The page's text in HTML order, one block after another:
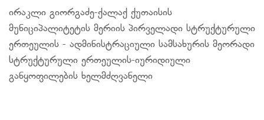
ირაკლი გიორგაძე-ქალაქ ქუთაისის
მუნიციპალიტეტის მერიის პირველადი სტრუქტურული
ერთეულის - ადმინისტრაციული სამსახურის მეორადი
სტრუქტურული ერთეულის-იურიდიული
განყოფილების ხელმძღვანელი